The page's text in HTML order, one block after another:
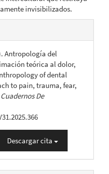
invisibilizados.
Antropología del
teórica al dolor,
of dental
to pain, trauma, fear,
De
Descargar cita